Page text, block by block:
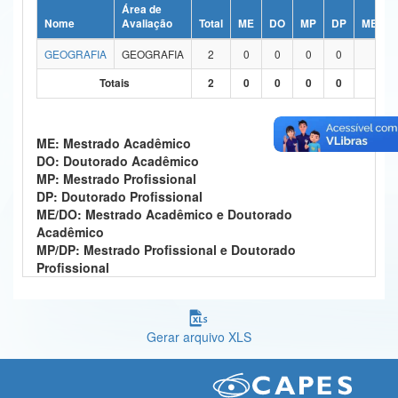
Ministério da Ciência, Tecnologia, Inovações e Comunicações
Ministério do Meio Ambiente
Controladoria-Geral da União
Ministério da Mulher, da Família e dos Direitos Humanos
Secretaria-Geral
Secretaria de Governo
Nome
Área de
Avaliação
Total ME DO MP DP
ME/DO
GEOGRAFIA
GEOGRAFIA 2 0 0 0 0
Totais
2 0 0 0 0
ME: Mestrado Acadêmico
DO: Doutorado Acadêmico
MP: Mestrado Profissional
DP: Doutorado Profissional
ME/DO: Mestrado Acadêmico e Doutorado
Acadêmico
MP/DP: Mestrado Profissional e Doutorado
Profissional
Gerar arquivo XLS